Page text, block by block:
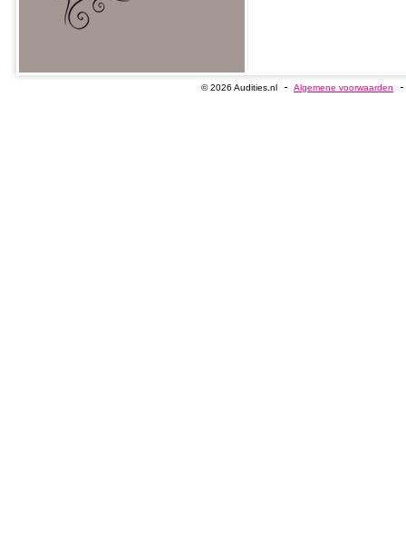
© 2026 Audities.nl Algemene voorwaarden